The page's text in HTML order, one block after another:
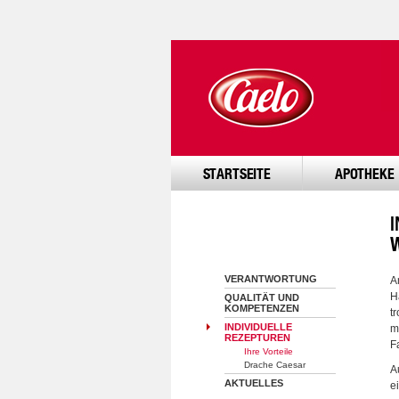
STARTSEITE APOTHEKE
VERANTWORTUNG
QUALITÄT UND
KOMPETENZEN
INDIVIDUELLE
REZEPTUREN
Ihre Vorteile
Drache Caesar
AKTUELLES